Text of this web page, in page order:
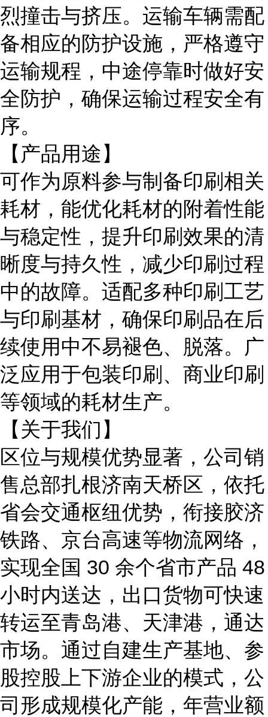
烈撞击与挤压。运输车辆需配
备相应的防护设施，严格遵守
运输规程，中途停靠时做好安
全防护，确保运输过程安全有
序。
【产品用途】
可作为原料参与制备印刷相关
耗材，能优化耗材的附着性能
与稳定性，提升印刷效果的清
晰度与持久性，减少印刷过程
中的故障。适配多种印刷工艺
与印刷基材，确保印刷品在后
续使用中不易褪色、脱落。广
泛应用于包装印刷、商业印刷
等领域的耗材生产。
【关于我们】
区位与规模优势显著， 公司销
售总部扎根济南天桥区，依托
省会交通枢纽优势，衔接胶济
铁路、京台高速等物流网络，
实现全国 30 余个省市产品 48
小时内送达，出口货物可快速
转运至青岛港、天津港，通达
市场。通过自建生产基地、参
股控股上下游企业的模式，公
司形成规模化产能，年营业额